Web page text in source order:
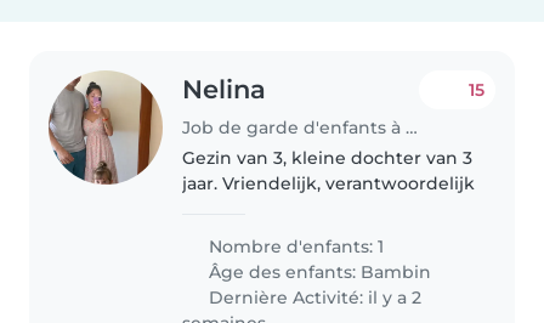
Nelina
Job de garde d'enfants à Eeklo
15
Gezin van 3, kleine dochter van 3
jaar. Vriendelijk, verantwoordelijk
Nombre d'enfants: 1
Âge des enfants: Bambin
Dernière Activité: il y a 2